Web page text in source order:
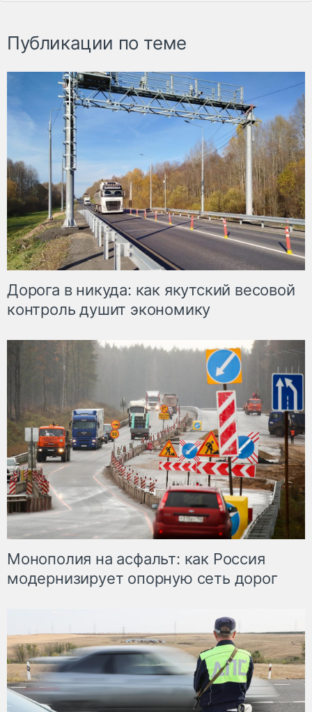
Публикации по теме
Дорога в никуда: как якутский весовой
контроль душит экономику
Монополия на асфальт: как Россия
модернизирует опорную сеть дорог